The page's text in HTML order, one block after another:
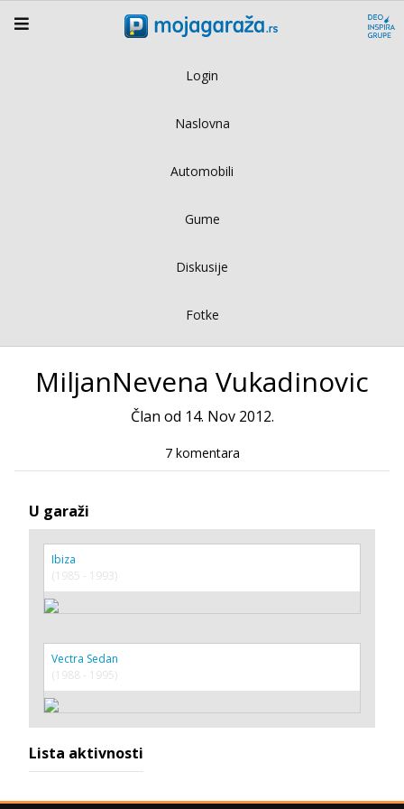
Login
Naslovna
Automobili
Gume
Diskusije
Fotke
MiljanNevena Vukadinovic
Član od 14. Nov 2012.
7 komentara
U garaži
Ibiza
(1985 - 1993)
Vectra Sedan
(1988 - 1995)
Lista aktivnosti